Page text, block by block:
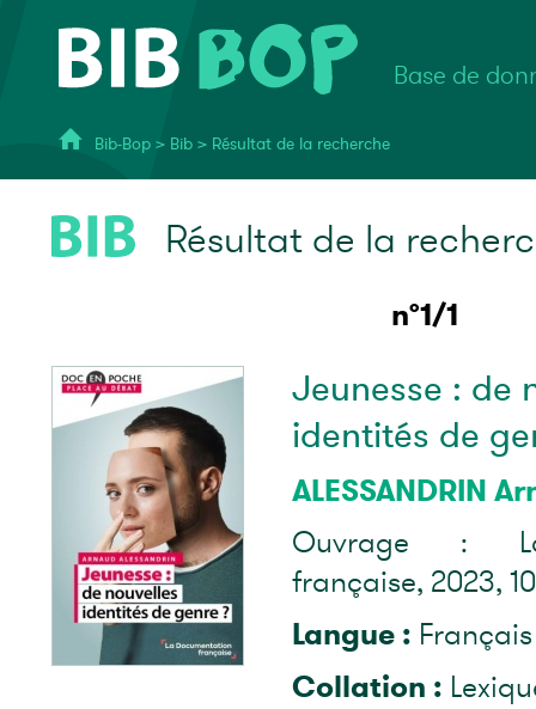
Base de
Bib-Bop > Bib > Résultat de la recherche
Résultat de la
n°1/1
Jeunesse : de
identités de
ALESSANDRIN
Ouvrage :
française, 2023,
Langue : Français
Collation :